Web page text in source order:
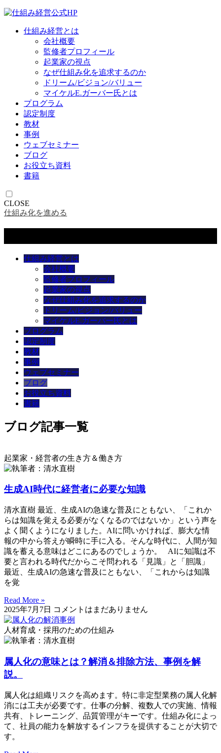
仕組み経営とは
会社概要
監修者プロフィール
起業家の視点
なぜ仕組み化を追求するのか
ドリーム/ビジョン/バリュー
マイケルE.ガーバー氏とは
プログラム
認定制度
教材
事例
ウェブセミナー
ブログ
お役立ち資料
書籍
CLOSE
仕組み化を進める
仕組み経営とは
会社概要
監修者プロフィール
起業家の視点
なぜ仕組み化を追求するのか
ドリーム/ビジョン/バリュー
マイケルE.ガーバー氏とは
プログラム
認定制度
教材
事例
ウェブセミナー
ブログ
お役立ち資料
書籍
ブログ記事一覧
起業家・経営者の生き方＆働き方
生成AI時代に経営者に必要な知識
清水直樹 最近、生成AIの急速な普及にともない、「これか
らは知識を覚える必要がなくなるのではないか」という声を
よく聞くようになりました。AIに問いかければ、膨大な情
報の中から答えが瞬時に手に入る。そんな時代に、人間が知
識を蓄える意味はどこにあるのでしょうか。 AIに知識は不
要と言われる時代だからこそ問われる「見識」と「胆識」
最近、生成AIの急速な普及にともない、「これからは知識
を覚
Read More »
2025年7月7日 コメントはまだありません
人材育成・採用のための仕組み
属人化の意味とは？解消＆排除方法、事例を解
説。
属人化は組織リスクを高めます。特に非定型業務の属人化解
消には工夫が必要です。仕事の分解、複数人での実施、情報
共有、トレーニング、品質管理がキーです。仕組み化によっ
て、社員の能力を解放するインフラを提供することが大切で
す。